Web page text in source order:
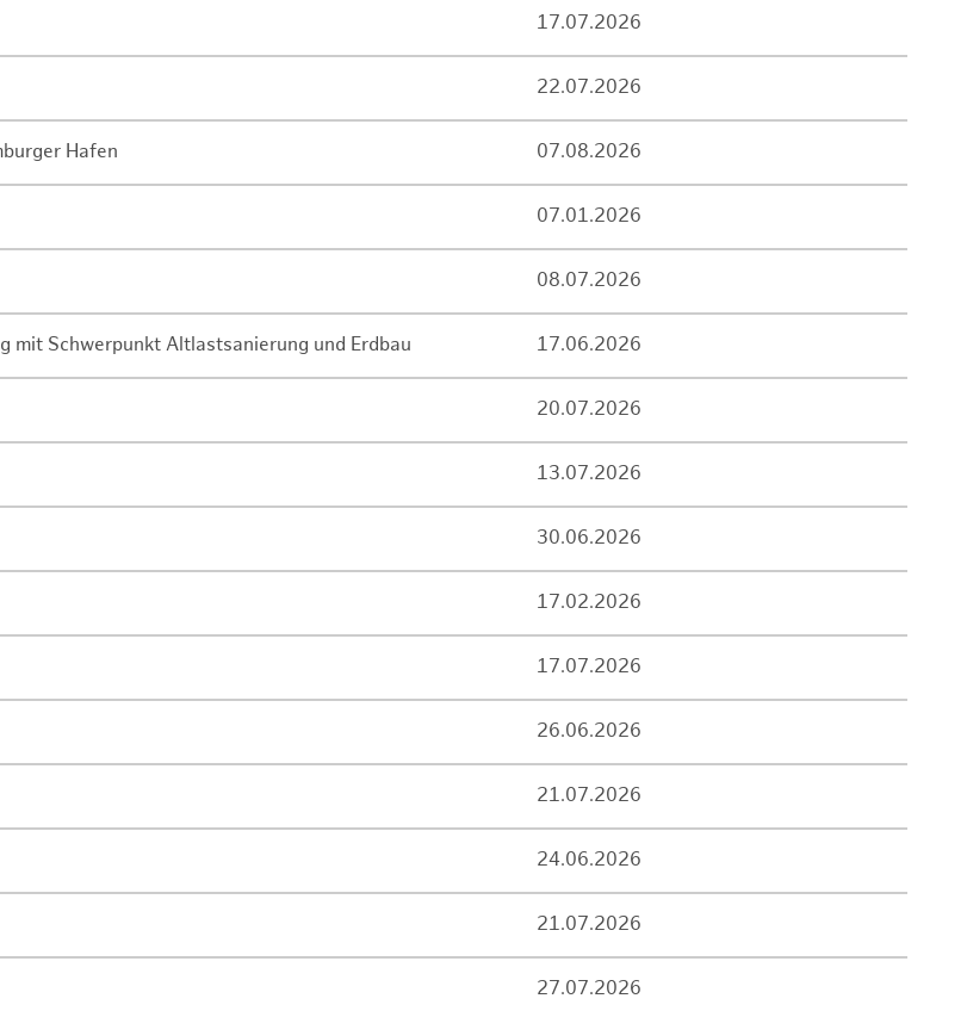
17.07.2026
22.07.2026
Hafen 07.08.2026
07.01.2026
08.07.2026
Schwerpunkt Altlastsanierung und Erdbau 17.06.2026
20.07.2026
13.07.2026
30.06.2026
17.02.2026
17.07.2026
26.06.2026
21.07.2026
24.06.2026
21.07.2026
27.07.2026